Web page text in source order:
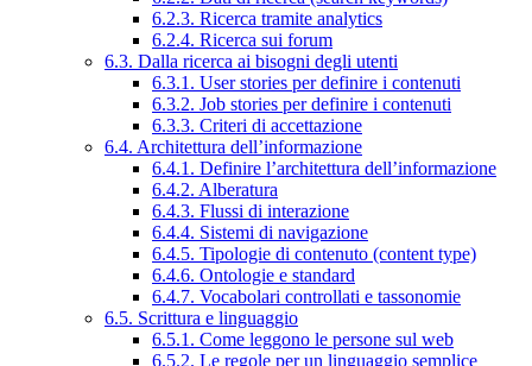
6.2.3. Ricerca tramite analytics
6.2.4. Ricerca sui forum
6.3. Dalla ricerca ai bisogni degli utenti
6.3.1. User stories per definire i contenuti
6.3.2. Job stories per definire i contenuti
6.3.3. Criteri di accettazione
6.4. Architettura dell’informazione
6.4.1. Definire l’architettura dell’informazione
6.4.2. Alberatura
6.4.3. Flussi di interazione
6.4.4. Sistemi di navigazione
6.4.5. Tipologie di contenuto (content type)
6.4.6. Ontologie e standard
6.4.7. Vocabolari controllati e tassonomie
6.5. Scrittura e linguaggio
6.5.1. Come leggono le persone sul web
6.5.2. Le regole per un linguaggio semplice